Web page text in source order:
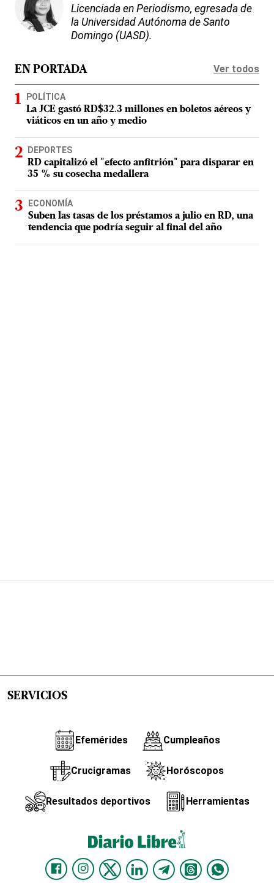
Licenciada en Periodismo, egresada de
la Universidad Autónoma de Santo
Domingo (UASD).
EN PORTADA Ver todos
POLÍTICA
La JCE gastó RD$32.3 millones en boletos aéreos y
viáticos en un año y medio
DEPORTES
RD capitalizó el "efecto anfitrión" para disparar en
35 % su cosecha medallera
ECONOMÍA
Suben las tasas de los préstamos a julio en RD, una
tendencia que podría seguir al final del año
SERVICIOS
Efemérides Cumpleaños
Crucigramas Horóscopos
Resultados deportivos Herramientas